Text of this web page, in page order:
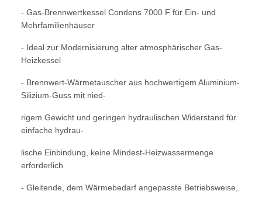
- Gas-Brennwertkessel Condens 7000 F für Ein- und
Mehrfamilienhäuser
- Ideal zur Modernisierung alter atmosphärischer Gas-
Heizkessel
- Brennwert-Wärmetauscher aus hochwertigem Aluminium-
Silizium-Guss mit nied-
rigem Gewicht und geringen hydraulischen Widerstand für
einfache hydrau-
lische Einbindung, keine Mindest-Heizwassermenge
erforderlich
- Gleitende, dem Wärmebedarf angepasste Betriebsweise,